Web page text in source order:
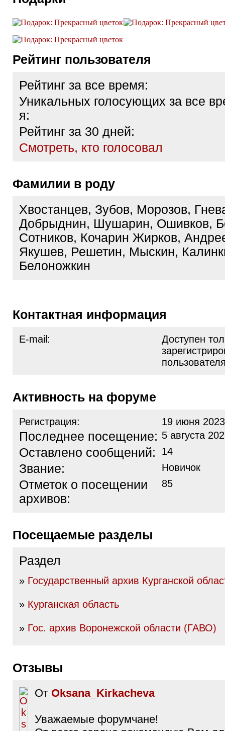
Рейтинг пользователя
Рейтинг за все время:
Уникальных голосующих за все
я:
Рейтинг за 30 дней:
Cмотреть, кто голосовал
Фамилии в роду
Хвостанцев, Зубов, Морозов,
Добрыднин, Шушарин, Ошивков,
Сотников, Кочарин Жирков,
Якушев, Решетин, Мыскин,
Белоножкин
Контактная информация
E-mail:
Доступен
Активность на форуме
Регистрация: 19 июня
Последнее посещение: 5 августа
Оставлено сообщений: 14
Звание: Новичок
Отметок о посещении
архивов:
85
Посещаемые разделы
Раздел
» Государственный архив Курганской
» Курганская область
» Гос. архив Воронежской области (ГАВО)
Отзывы
От Oksana_Kirkacheva
Уважаемые форумчане!